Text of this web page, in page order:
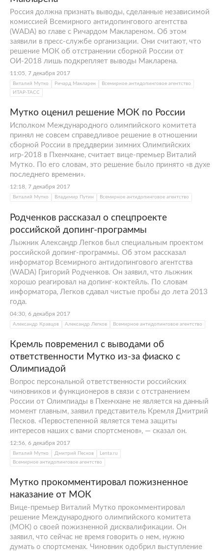
Россия должна признать выводы, сделанные независимой
комиссией Всемирного антидопингового агентства
(WADA) во главе с Ричардом Маклареном. Об этом
заявили в пресс-службе организации. Они считают, что
решение МОК об отстранении сборной России от
ОИ-2018 лишь подкрепляет выводы Макларена.
11:05, 7 декабря 2017
Виталий Мутко Ричард Макларен
Всемирное антидопинговое агентство
ИТАР-ТАСС
Мутко оценил решение МОК по России
Исполком Международного олимпийского комитета
принял не совсем справедливое решение в отношении
сборной России в преддверии зимних Олимпийских
игр-2018 в Пхенчхане, считает вице-премьер Виталий
Мутко. По его словам, это решение было принято «в духе
последнего времени».
12:18, 7 декабря 2017
Виталий Мутко Владимир Путин Всемирное антидопинговое агентство
Родченков рассказал о спецпроекте
российской допинг-программы
Лыжник Александр Легков был специальным проектом
российской допинг-программы. Об этом рассказал
информатор Всемирного антидопингового агентства
(WADA) Григорий Родченков. Он заявил, что лыжник
хорошо реагировал на допинг-коктейль. По словам
информатора, Легков сдавал чистые пробы до лета 2013
года.
04:30, 6 декабря 2017
Александр Кравцов Александр Легков Всемирное антидопинговое агентство
Кремль повременил с выводами об
ответственности Мутко из-за фиаско с
Олимпиадой
Вопрос персональной ответственности российских
чиновников и функционеров в связи с отстранением
России от Олимпиады в Пхенчхане не является на данный
момент главным, заявил представитель Кремля Дмитрий
Песков. «Первостепенной является тема защиты
интересов наших с вами спортсменов», — сказал он.
12:56, 6 декабря 2017
Виталий Мутко Дмитрий Песков
Lenta.ru
Всемирное антидопинговое агентство
Мутко прокомментировал пожизненное
наказание от МОК
Вице-премьер Виталий Мутко прокомментировал
решение Международного олимпийского комитета
(МОК) о своей пожизненной дисквалификации. Он
заявил, что сейчас не время говорить о нем, нужно
думать о спортсменах. Чиновник одобрил выступление